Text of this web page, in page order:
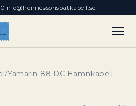
info@henricssonsbatkapell.se
/Yamarin 88 DC Hamnkapell